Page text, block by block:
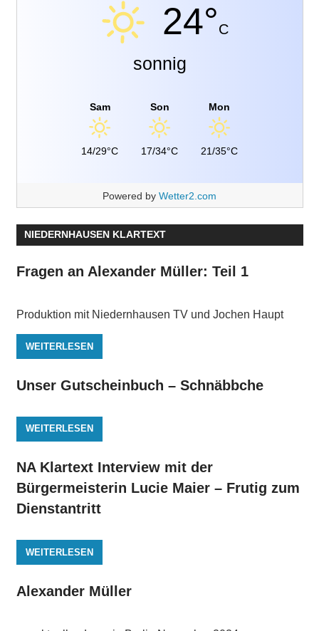
24°C
sonnig
Sam
14/29°C
Son
17/34°C
Mon
21/35°C
Powered by Wetter2.com
NIEDERNHAUSEN KLARTEXT
Fragen an Alexander Müller: Teil 1
Produktion mit Niedernhausen TV und Jochen Haupt
WEITERLESEN
Unser Gutscheinbuch – Schnäbbche
WEITERLESEN
NA Klartext Interview mit der
Bürgermeisterin Lucie Maier – Frutig zum
Dienstantritt
WEITERLESEN
Alexander Müller